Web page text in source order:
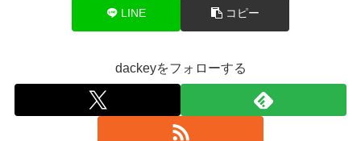
LINE コピー
dackeyをフォローする